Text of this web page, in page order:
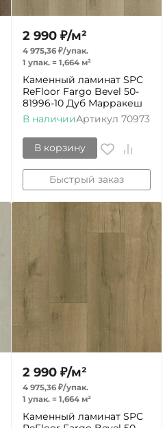
2 990 ₽/м²
4 975,36 ₽/упак.
1 упак. = 1,664 м²
Каменный ламинат SPC
ReFloor Fargo Bevel 50-
81996-10 Дуб Марракеш
В наличииАртикул 70973
В корзину
Быстрый заказ
2 990 ₽/м²
4 975,36 ₽/упак.
1 упак. = 1,664 м²
Каменный ламинат SPC